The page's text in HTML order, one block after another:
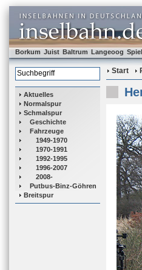
Borkum Juist Baltrum Langeoog
Aktuelles
Normalspur
Schmalspur
Geschichte
Fahrzeuge
1949-1970
1970-1991
1992-1995
1996-2007
2008-
Putbus-Binz-Göhren
Breitspur
Start